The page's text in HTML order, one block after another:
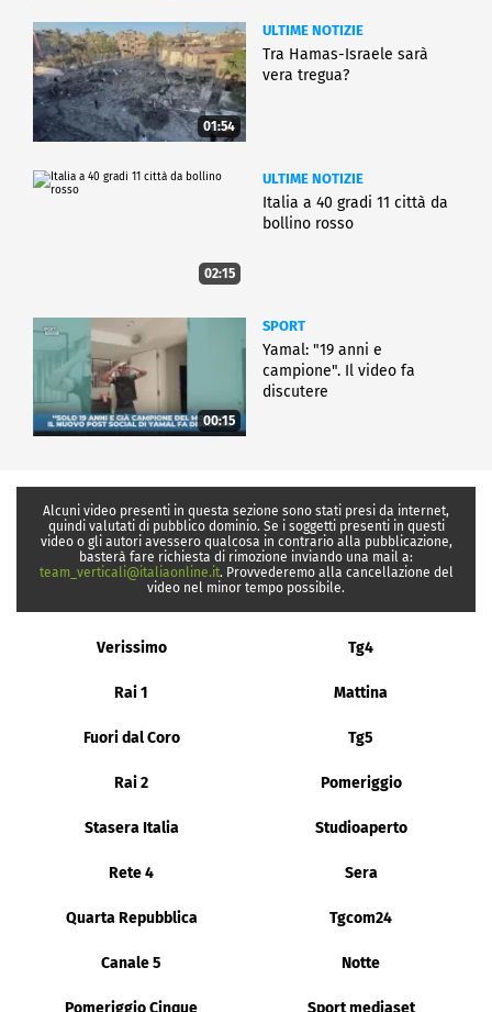
01:54
ULTIME NOTIZIE
Tra Hamas-Israele sarà
vera tregua?
02:15
ULTIME NOTIZIE
Italia a 40 gradi 11 città da
bollino rosso
00:15
SPORT
Yamal: "19 anni e
campione". Il video fa
discutere
Alcuni video presenti in questa sezione sono stati presi da internet,
quindi valutati di pubblico dominio. Se i soggetti presenti in questi
video o gli autori avessero qualcosa in contrario alla pubblicazione,
basterà fare richiesta di rimozione inviando una mail a:
team_verticali@italiaonline.it. Provvederemo alla cancellazione del
video nel minor tempo possibile.
Verissimo Tg4
Rai 1 Mattina
Fuori dal Coro Tg5
Rai 2 Pomeriggio
Stasera Italia Studioaperto
Rete 4 Sera
Quarta Repubblica Tgcom24
Canale 5 Notte
Pomeriggio Cinque Sport mediaset